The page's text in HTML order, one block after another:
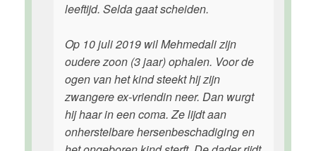
leeftijd. Selda gaat scheiden.
Op 10 juli 2019 wil Mehmedali zijn
oudere zoon (3 jaar) ophalen. Voor de
ogen van het kind steekt hij zijn
zwangere ex-vriendin neer. Dan wurgt
hij haar in een coma. Ze lijdt aan
onherstelbare hersenbeschadiging en